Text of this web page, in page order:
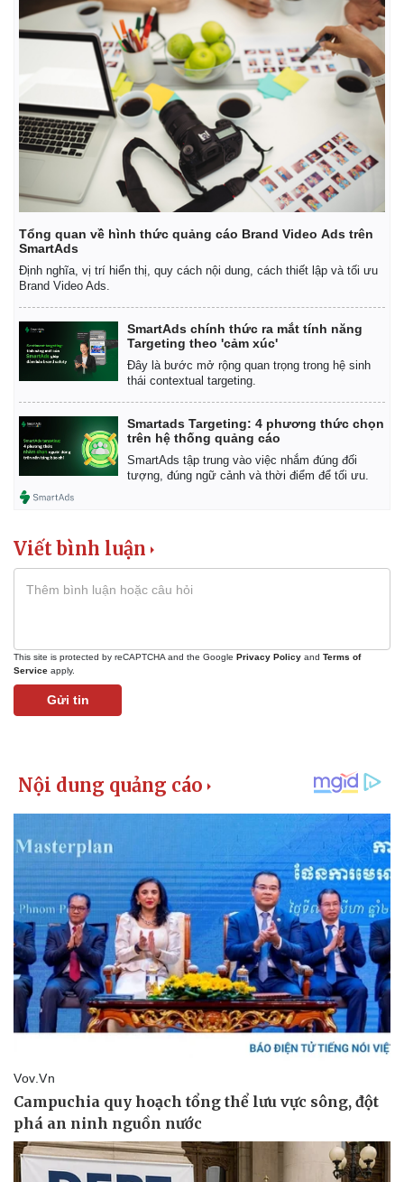
Pháp luật
Vụ án
Tư vấn luật
Quân sự - Quốc phòng
Vũ khí
Tổng quan về hình thức quảng cáo Brand Video Ads trên
SmartAds
Định nghĩa, vị trí hiển thị, quy cách nội dung, cách thiết lập và tối ưu
Brand Video Ads.
SmartAds chính thức ra mắt tính năng
Targeting theo 'cảm xúc'
Đây là bước mở rộng quan trọng trong hệ sinh
thái contextual targeting.
Smartads Targeting: 4 phương thức chọn
trên hệ thống quảng cáo
SmartAds tập trung vào việc nhắm đúng đối
tượng, đúng ngữ cảnh và thời điểm để tối ưu.
Viết bình luận
This site is protected by reCAPTCHA and the Google Privacy Policy and Terms of
Service apply.
Gửi tin